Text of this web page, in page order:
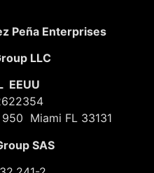
Peña Enterprises
LLC
EEUU
Miami FL 33131
SAS